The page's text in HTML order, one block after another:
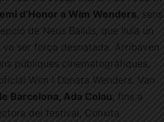
d’Honor a Wim Wenders, sens
de Neus Ballús, que lluïa un
ser força desnatada. Arribaven
públiques cinematogràfiques,
Wim i Donata Wenders. Van
Barcelona, Ada Colau
, fins a
del festival, Conxita